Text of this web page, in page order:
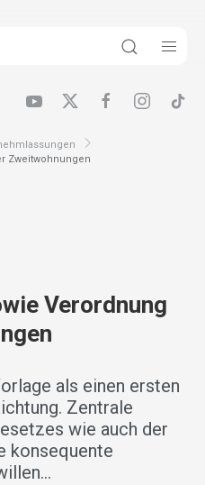
Zweitwohnungen
Verordnung
als einen ersten
Zentrale
wie auch der
konsequente